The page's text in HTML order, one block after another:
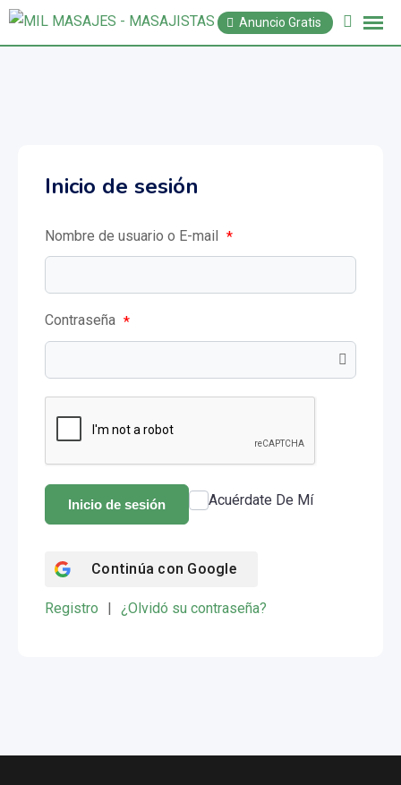
Anuncio Gratis
Inicio de sesión
Nombre de usuario o E-mail *
Contraseña *
Inicio de sesión Acuérdate De Mí
Continúa con Google
Registro | ¿Olvidó su contraseña?